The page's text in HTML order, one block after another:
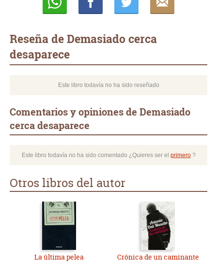
Reseña de Demasiado cerca
desaparece
Este libro todavía no ha sido reseñado
Comentarios y opiniones de Demasiado
cerca desaparece
Este libro todavía no ha sido comentado ¿Quieres ser el primero?
Otros libros del autor
La última pelea Crónica de un caminante